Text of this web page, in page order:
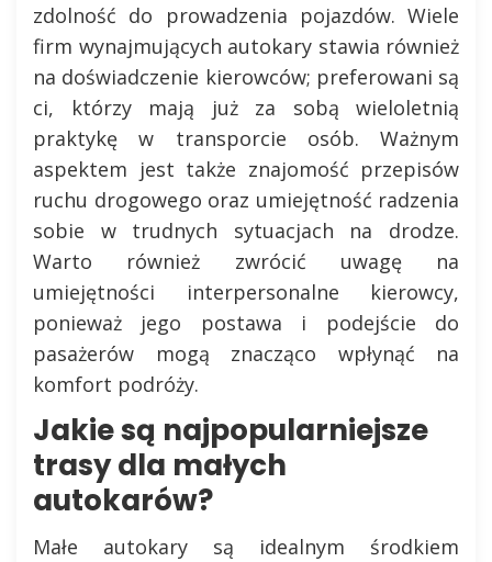
zdolność do prowadzenia pojazdów. Wiele
firm wynajmujących autokary stawia również
na doświadczenie kierowców; preferowani są
ci, którzy mają już za sobą wieloletnią
praktykę w transporcie osób. Ważnym
aspektem jest także znajomość przepisów
ruchu drogowego oraz umiejętność radzenia
sobie w trudnych sytuacjach na drodze.
Warto również zwrócić uwagę na
umiejętności interpersonalne kierowcy,
ponieważ jego postawa i podejście do
pasażerów mogą znacząco wpłynąć na
komfort podróży.
Jakie są najpopularniejsze
trasy dla małych
autokarów?
Małe autokary są idealnym środkiem